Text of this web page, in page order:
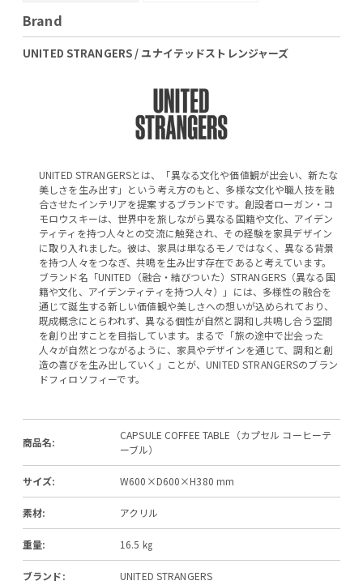
Brand
UNITED STRANGERS / ユナイテッドストレンジャーズ
UNITED STRANGERSとは、「異なる文化や価値観が出会い、新たな
美しさを生み出す」という考え方のもと、多様な文化や職人技を融
合させたインテリアを提案するブランドです。創設者ローガン・コ
モロウスキーは、世界中を旅しながら異なる国籍や文化、アイデン
ティティを持つ人々との交流に触発され、その経験を家具デザイン
に取り入れました。彼は、家具は単なるモノではなく、異なる背景
を持つ人々をつなぎ、共鳴を生み出す存在であると考えています。
ブランド名「UNITED（融合・結びついた）STRANGERS（異なる国
籍や文化、アイデンティティを持つ人々）」には、多様性の融合を
通じて誕生する新しい価値観や美しさへの想いが込められており、
既成概念にとらわれず、異なる個性が自然と調和し共鳴し合う空間
を創り出すことを目指しています。まるで「旅の途中で出会った
人々が自然とつながるように、家具やデザインを通じて、調和と創
造の喜びを生み出していく」ことが、UNITED STRANGERSのブラン
ドフィロソフィーです。
商品名:
CAPSULE COFFEE TABLE（カプセル コーヒーテ
ーブル）
サイズ: W600×D600×H380 mm
素材: アクリル
重量: 16.5 ㎏
ブランド: UNITED STRANGERS